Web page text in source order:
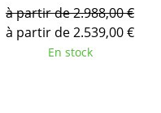
à partir de 2.988,00 €
à partir de 2.539,00 €
En stock